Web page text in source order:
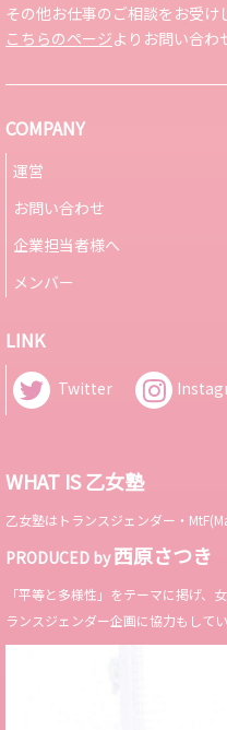
その他お仕事のご相談をお受け
こちらのページよりお問い合わ
COMPANY
運営
お問い合わせ
企業担当者様へ
メンバー
LINK
Twitter
WHAT IS 乙女塾
乙女塾はトランスジェンダー・
PRODUCED by西原さつき
「平等と多様性」をテーマに掲げ
ランスジェンダー企画に協力もして